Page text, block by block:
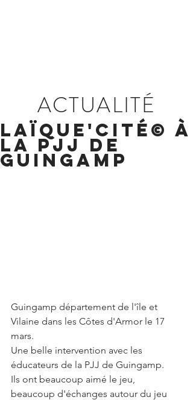
ACTUALITÉ
Laïque'Cité© à
la PJJ de
Guingamp
Guingamp département de l'île et
Vilaine dans les Côtes d'Armor le 17
mars.
Une belle intervention avec les
éducateurs de la PJJ de Guingamp.
Ils ont beaucoup aimé le jeu,
beaucoup d'échanges autour du jeu